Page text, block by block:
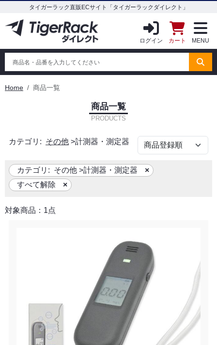
タイガーラック直販ECサイト「タイガーラックダイレクト」
ログイン カート MENU
Home 商品一覧
商品一覧
PRODUCTS
カテゴリ: その他 >計測器・測定器
カテゴリ: その他 >計測器・測定器
すべて解除
対象商品：1点